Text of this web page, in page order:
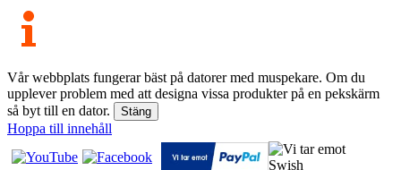
Vår webbplats fungerar bäst på datorer med muspekare. Om du
upplever problem med att designa vissa produkter på en pekskärm
så byt till en dator.
Stäng
Hoppa till innehåll